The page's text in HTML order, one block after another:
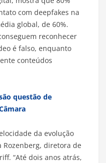
com deepfakes na
global, de 60%.
reconhecer
é falso, enquanto
conteúdos
questão de
da evolução
Rozenberg, diretora de
“Até dois anos atrás,